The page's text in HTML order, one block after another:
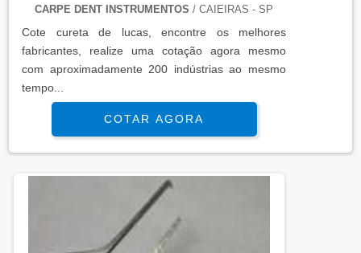
CARPE DENT INSTRUMENTOS / CAIEIRAS - SP
Cote cureta de lucas, encontre os melhores
fabricantes, realize uma cotação agora mesmo
com aproximadamente 200 indústrias ao mesmo
tempo...
COTAR AGORA